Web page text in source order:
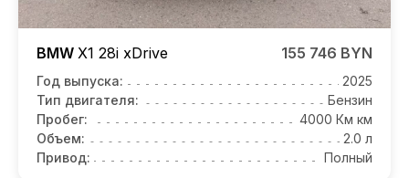
BMW X1 28i xDrive 155 746 BYN
Год выпуска:
2025
Тип двигателя:
Бензин
Пробег:
4000 Км км
Объем:
2.0 л
Привод:
Полный